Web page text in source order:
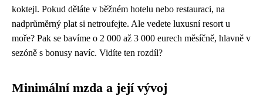
koktejl. Pokud děláte v běžném hotelu nebo restauraci, na
nadprůměrný plat si netroufejte. Ale vedete luxusní resort u
moře? Pak se bavíme o 2 000 až 3 000 eurech měsíčně, hlavně v
sezóně s bonusy navíc. Vidíte ten rozdíl?
Minimální mzda a její vývoj